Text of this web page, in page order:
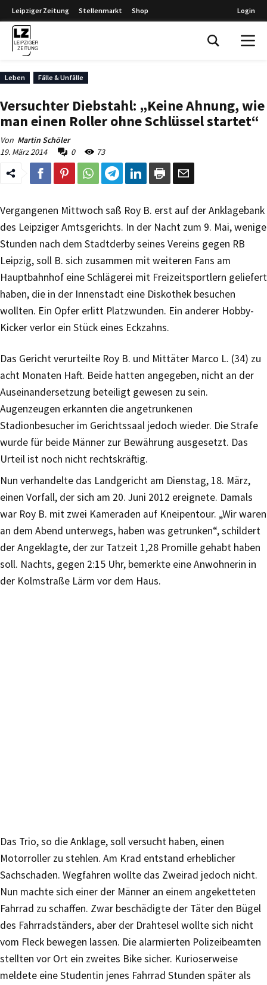
Leipziger Zeitung Stellenmarkt Shop Login
Leben Fälle & Unfälle
Versuchter Diebstahl: „Keine Ahnung, wie
man einen Roller ohne Schlüssel startet“
Von Martin Schöler
19. März 2014
0 73
Vergangenen Mittwoch saß Roy B. erst auf der Anklagebank
des Leipziger Amtsgerichts. In der Nacht zum 9. Mai, wenige
Stunden nach dem Stadtderby seines Vereins gegen RB
Leipzig, soll B. sich zusammen mit weiteren Fans am
Hauptbahnhof eine Schlägerei mit Freizeitsportlern geliefert
haben, die in der Innenstadt eine Diskothek besuchen
wollten. Ein Opfer erlitt Platzwunden. Ein anderer Hobby-
Kicker verlor ein Stück eines Eckzahns.
Das Gericht verurteilte Roy B. und Mittäter Marco L. (34) zu
acht Monaten Haft. Beide hatten angegeben, nicht an der
Auseinandersetzung beteiligt gewesen zu sein.
Augenzeugen erkannten die angetrunkenen
Stadionbesucher im Gerichtssaal jedoch wieder. Die Strafe
wurde für beide Männer zur Bewährung ausgesetzt. Das
Urteil ist noch nicht rechtskräftig.
Nun verhandelte das Landgericht am Dienstag, 18. März,
einen Vorfall, der sich am 20. Juni 2012 ereignete. Damals
war Roy B. mit zwei Kameraden auf Kneipentour. „Wir waren
an dem Abend unterwegs, haben was getrunken“, schildert
der Angeklagte, der zur Tatzeit 1,28 Promille gehabt haben
soll. Nachts, gegen 2:15 Uhr, bemerkte eine Anwohnerin in
der Kolmstraße Lärm vor dem Haus.
Das Trio, so die Anklage, soll versucht haben, einen
Motorroller zu stehlen. Am Krad entstand erheblicher
Sachschaden. Wegfahren wollte das Zweirad jedoch nicht.
Nun machte sich einer der Männer an einem angeketteten
Fahrrad zu schaffen. Zwar beschädigte der Täter den Bügel
des Fahrradständers, aber der Drahtesel wollte sich nicht
vom Fleck bewegen lassen. Die alarmierten Polizeibeamten
stellten vor Ort ein zweites Bike sicher. Kurioserweise
meldete eine Studentin jenes Fahrrad Stunden später als